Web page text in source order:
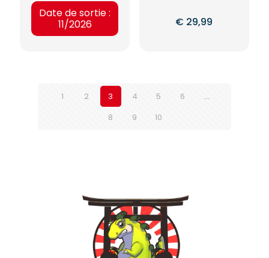
Date de sortie :
11/2026
€ 29,99
1 2 3 4 5 6
…
8
9 10